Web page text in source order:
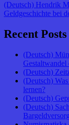
(Deutsch) Hendrik
Geldgeschichte bei
Recent Posts
(Deutsch)
Gestaltwandel
(Deutsch)
(Deutsch)
lernen?
(Deutsch)
(Deutsch)